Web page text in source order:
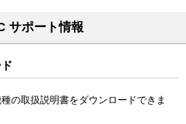
サポート情報
の取扱説明書をダウンロードできま